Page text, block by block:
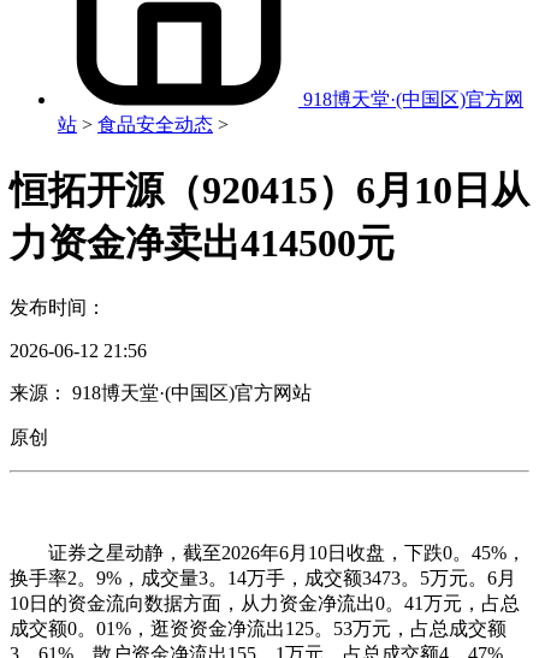
918博天堂·(中国区)官方网
站 > 食品安全动态 >
恒拓开源（920415）6月10日从
力资金净卖出414500元
发布时间：
2026-06-12 21:56
来源： 918博天堂·(中国区)官方网站
原创
证券之星动静，截至2026年6月10日收盘，下跌0。45%，
换手率2。9%，成交量3。14万手，成交额3473。5万元。6月
10日的资金流向数据方面，从力资金净流出0。41万元，占总
成交额0。01%，逛资资金净流出125。53万元，占总成交额
3。61%，散户资金净流出155。1万元，占总成交额4。47%。